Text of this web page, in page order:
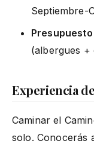
Septiembre-
(albergues +
Experiencia
Caminar el
solo. Conocerás